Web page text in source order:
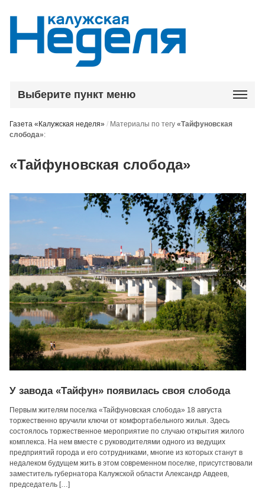
Выберите пункт меню
Газета «Калужская неделя» / Материалы по тегу«Тайфуновская
слобода»:
«Тайфуновская слобода»
У завода «Тайфун» появилась своя слобода
Первым жителям поселка «Тайфуновская слобода» 18 августа
торжественно вручили ключи от комфортабельного жилья. Здесь
состоялось торжественное мероприятие по случаю открытия жилого
комплекса. На нем вместе с руководителями одного из ведущих
предприятий города и его сотрудниками, многие из которых станут в
недалеком будущем жить в этом современном поселке, присутствовали
заместитель губернатора Калужской области Александр Авдеев,
председатель […]